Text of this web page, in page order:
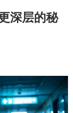
深层的秘